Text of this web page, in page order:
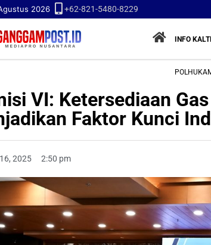
2026 +62-821-5480-8229
INFO
VI: Ketersediaan
Faktor Kunci
2025 2:50 pm